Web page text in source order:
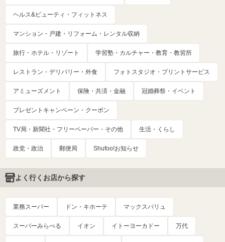
ヘルス&ビューティ・フィットネス
マンション・戸建・リフォーム・レンタル収納
旅行・ホテル・リゾート 学習塾・カルチャー・教育・教習所
レストラン・デリバリー・外食 フォトスタジオ・プリントサービス
アミューズメント 保険・共済・金融 冠婚葬祭・イベント
プレゼントキャンペーン・クーポン
TV局・新聞社・フリーペーパー・その他 生活・くらし
政党・政治 郵便局 Shufoo!お知らせ
よく行くお店から探す
業務スーパー ドン・キホーテ マックスバリュ
スーパーみらべる イオン イトーヨーカドー 万代